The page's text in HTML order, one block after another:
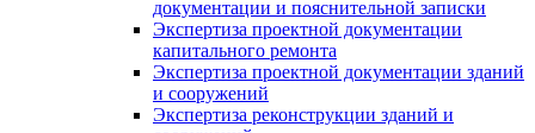
документации и пояснительной записки
Экспертиза проектной документации
капитального ремонта
Экспертиза проектной документации зданий
и сооружений
Экспертиза реконструкции зданий и